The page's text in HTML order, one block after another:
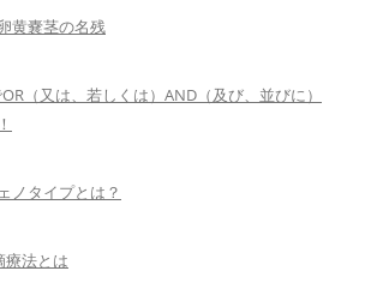
黄嚢茎の名残
（又は、若しくは）AND（及び、並びに）
ノタイプとは？
療法とは